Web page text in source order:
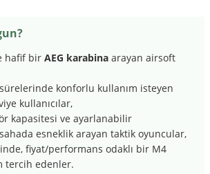
hafif bir AEG karabina arayan airsoft
konforlu kullanım isteyen
kullanıcılar,
kapasitesi ve ayarlanabilir
esneklik arayan taktik oyuncular,
fiyat/performans odaklı bir M4
tercih edenler.